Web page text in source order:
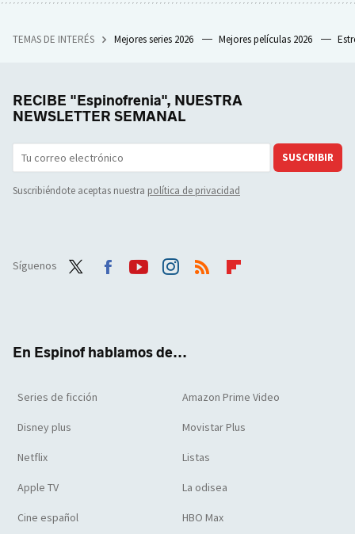
TEMAS DE INTERÉS Mejores series 2026 Mejores películas 2026
RECIBE "Espinofrenia", NUESTRA
NEWSLETTER SEMANAL
SUSCRIBIR
Suscribiéndote aceptas nuestra política de privacidad
Síguenos
En Espinof hablamos de...
Series de ficción Amazon Prime Video
Disney plus Movistar Plus
Netflix Listas
Apple TV La odisea
Cine español HBO Max